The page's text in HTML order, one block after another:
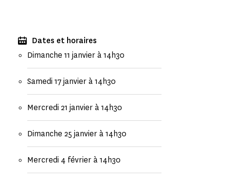
Dates et horaires
Dimanche 11 janvier à 14h30
Samedi 17 janvier à 14h30
Mercredi 21 janvier à 14h30
Dimanche 25 janvier à 14h30
Mercredi 4 février à 14h30